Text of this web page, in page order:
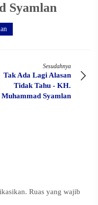
Syamlan
Sesudahnya
Tak Ada Lagi Alasan
Tidak Tahu - KH.
Muhammad Syamlan
Ruas yang wajib